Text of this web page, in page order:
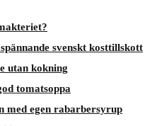
svenskt kosttillskott
utan kokning
tomatsoppa
med egen rabarbersyrup